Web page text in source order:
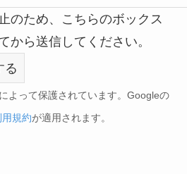
のため、こちらのボックス
から送信してください。
よって保護されています。Googleの
用規約が適用されます。